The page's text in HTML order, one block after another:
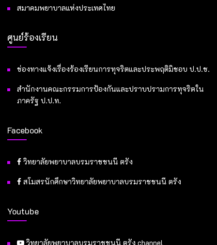
สมาคมพยาบาลแห่งประเทศไทย
ศูนย์ร้องเรียน
ช่องทางแจ้งเรื่องร้องเรียนการทุจริตและประพฤติมิชอบ ป.ป.ช.
สำนักงานคณะกรรมการป้องกันและปราบปรามการทุจริตใน
ภาครัฐ ป.ป.ท.
Facebook
วิทยาลัยพยาบาลบรมราชชนนี ตรัง
สโมสรนักศึกษาวิทยาลัยพยาบาลบรมราชชนนี ตรัง
Youtube
วิทยาลัยพยาบาลบรมราชชนนี ตรัง channel